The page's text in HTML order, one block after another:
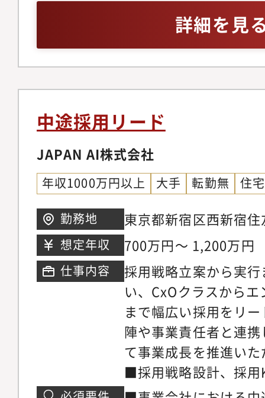
上施策・候補者体験
応・採用広報・ブラ
実行
義、エージェント対
部署を巻き込んだ採
詳細を見
中途採用リード
JAPAN AI株式会社
年収1000万円以上 大手 転勤無 住
勤務地
東京都新宿区西新宿
ワー 5／6階
想定年収 700万円～ 1,200万円
仕事内容
採用戦略立案から実
い、CxOクラスから
まで幅広い採用をリ
陣や事業責任者と連
て事業成長を推進い
■採用戦略設計、採
部門長・エンジニア